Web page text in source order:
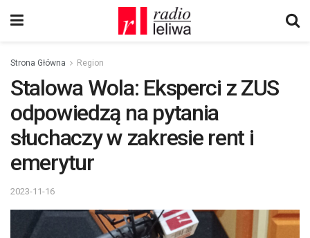
Strona Główna Region
Stalowa Wola: Eksperci z ZUS
odpowiedzą na pytania
słuchaczy w zakresie rent i
emerytur
2023-11-16